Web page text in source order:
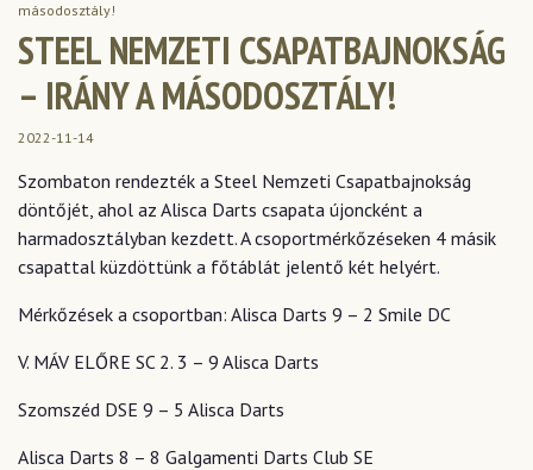
másodosztály!
STEEL NEMZETI CSAPATBAJNOKSÁG
– IRÁNY A MÁSODOSZTÁLY!
2022-11-14
Szombaton rendezték a Steel Nemzeti Csapatbajnokság
döntőjét, ahol az Alisca Darts csapata újoncként a
harmadosztályban kezdett. A csoportmérkőzéseken 4 másik
csapattal küzdöttünk a főtáblát jelentő két helyért.
Mérkőzések a csoportban: Alisca Darts 9 – 2 Smile DC
V. MÁV ELŐRE SC 2. 3 – 9 Alisca Darts
Szomszéd DSE 9 – 5 Alisca Darts
Alisca Darts 8 – 8 Galgamenti Darts Club SE